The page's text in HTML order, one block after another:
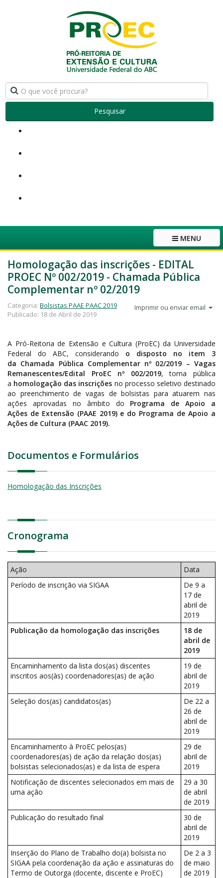
Pesquisar
MENU
Homologação das inscrições - EDITAL
PROEC Nº 002/2019 - Chamada Pública
Complementar nº 02/2019
Imprimir ou enviar email
Categoria: Bolsistas PAAE PAAC 2019
Publicado: 18 de Abril de 2019
A Pró-Reitoria de Extensão e Cultura (ProEC) da Universidade
Federal do ABC, considerando o disposto no item 3
da Chamada Pública Complementar nº 02/2019 – Vagas
Remanescentes/Edital ProEC nº 002/2019, torna pública
a homologação das inscrições no processo seletivo destinado
ao preenchimento de vagas de bolsistas para atuarem nas
ações aprovadas no âmbito do Programa de Apoio a
Ações de Extensão (PAAE 2019) e do Programa de Apoio a
Ações de Cultura (PAAC 2019).
Documentos e Formulários
Homologação das Inscrições
Cronograma
Ação
Data
Período de inscrição via SIGAA
De 9 a
17 de
abril de
2019
Publicação da homologação das inscrições
18 de
abril de
2019
Encaminhamento da lista dos(as) discentes
inscritos aos(às) coordenadores(as) de ação
19 de
abril de
2019
Seleção dos(as) candidatos(as)
De 22 a
26 de
abril de
2019
Encaminhamento à ProEC pelos(as)
coordenadores(as) de ação da relação dos(as)
bolsistas selecionados(as) e da lista de espera
29 de
abril de
2019
Notificação de discentes selecionados em mais de
uma ação
29 a 30
de abril
de 2019
Publicação do resultado final
30 de
abril de
2019
Inserção do Plano de Trabalho do(a) bolsista no
SIGAA pela coordenação da ação e assinaturas do
Termo de Outorga (docente, discente e ProEC)
De 2 a 3
de maio
de 2019